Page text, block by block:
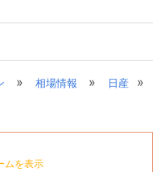
» 相場情報 » 日産 »
ムを表示